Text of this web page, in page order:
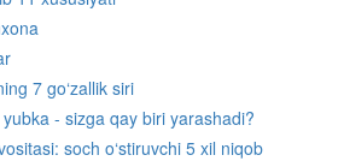
7 go‘zallik siri
- sizga qay biri yarashadi?
soch o‘stiruvchi 5 xil niqob